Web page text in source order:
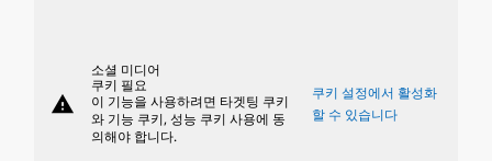
warning
소셜 미디어
쿠키 필요
이 기능을 사용하려면 타겟팅 쿠키
와 기능 쿠키, 성능 쿠키 사용에 동
의해야 합니다.
쿠키 설정에서 활성화
할 수 있습니다